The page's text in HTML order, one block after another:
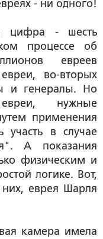
- ни одного!
цифра - шесть
процессе об
евреев
во-вторых
и генералы. Но
нужные
применения
в случае
А показания
физическим и
логике. Вот,
еврея Шарля
камера имела